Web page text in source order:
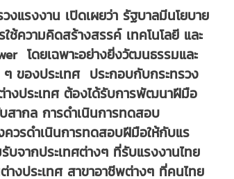
แรงงาน เปิดเผยว่า รัฐบาลมีนโยบาย
ความคิดสร้างสรรค์ เทคโนโลยี และ
โดยเฉพาะอย่างยิ่งวัฒนธรรมและ
ของประเทศ ประกอบกับกระทรวง
างประเทศ ต้องได้รับการพัฒนาฝีมือ
สากล การดำเนินการทดสอบ
วรดำเนินการทดสอบฝีมือให้กับแร
บจากประเทศต่างๆ ที่รับแรงงานไทย
งประเทศ สาขาอาชีพต่างๆ ที่คนไทย